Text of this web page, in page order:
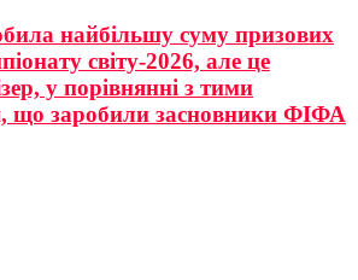
найбільшу суму призових
світу-2026, але це
у порівнянні з тими
що заробили засновники ФІФА